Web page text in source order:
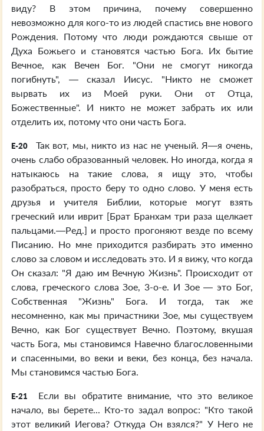
виду? В этом причина, почему совершенно
невозможно для кого-то из людей спастись вне нового
Рождения. Потому что люди рождаются свыше от
Духа Божьего и становятся частью Бога. Их бытие
Вечное, как Вечен Бог. "Они не смогут никогда
погибнуть", — сказал Иисус. "Никто не сможет
вырвать их из Моей руки. Они от Отца,
Божественные". И никто не может забрать их или
отделить их, потому что они часть Бога.
E-20
Так вот, мы, никто из нас не ученый. Я—я очень,
очень слабо образованный человек. Но иногда, когда я
натыкаюсь на такие слова, я ищу это, чтобы
разобраться, просто беру то одно слово. У меня есть
друзья и учителя Библии, которые могут взять
греческий или иврит [Брат Бранхам три раза щелкает
пальцами.—Ред.] и просто прогоняют везде по всему
Писанию. Но мне приходится разбирать это именно
слово за словом и исследовать это. И я вижу, что когда
Он сказал: "Я даю им Вечную Жизнь". Происходит от
слова, греческого слова Зое, 3-о-е. И Зое — это Бог,
Собственная "Жизнь" Бога. И тогда, так же
несомненно, как мы причастники Зое, мы существуем
Вечно, как Бог существует Вечно. Поэтому, вкушая
часть Бога, мы становимся Навечно благословенными
и спасенными, во веки и веки, без конца, без начала.
Мы становимся частью Бога.
E-21
Если вы обратите внимание, что это великое
начало, вы берете... Кто-то задал вопрос: "Кто такой
этот великий Иегова? Откуда Он взялся?" У Него не